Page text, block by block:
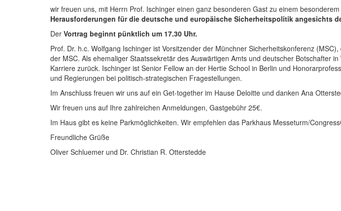
wir freuen uns, mit Herrn Prof. Ischinger einen ganz besonderen Gast zu einem
Herausforderungen für die deutsche und europäische Sicherheitspolitik angesichts
Der Vortrag beginnt pünktlich um 17.30 Uhr.
Prof. Dr. h.c. Wolfgang Ischinger ist Vorsitzender der Münchner Sicherheitskonferenz
der MSC. Als ehemaliger Staatssekretär des Auswärtigen Amts und deutscher Botschafter
Karriere zurück. Ischinger ist Senior Fellow an der Hertie School in Berlin und
und Regierungen bei politisch-strategischen Fragestellungen.
Im Anschluss freuen wir uns auf ein Get-together im Hause Deloitte und danken Ana
Wir freuen uns auf Ihre zahlreichen Anmeldungen, Gastgebühr 25€.
Im Haus gibt es keine Parkmöglichkeiten. Wir empfehlen das Parkhaus Messeturm/
Freundliche Grüße
Oliver Schluemer und Dr. Christian R. Otterstedde